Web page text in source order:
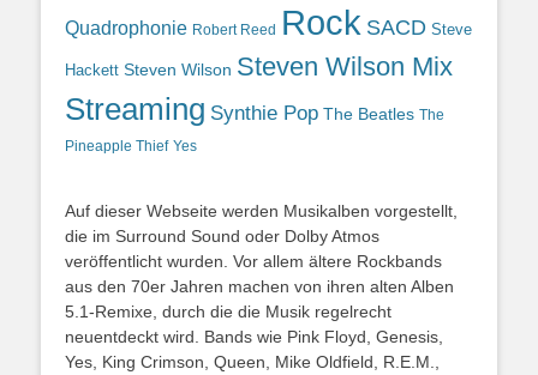
Quadrophonie Robert Reed Rock SACD Steve
Hackett Steven Wilson Steven Wilson Mix
Streaming Synthie Pop The Beatles The
Pineapple Thief Yes
Auf dieser Webseite werden Musikalben vorgestellt,
die im Surround Sound oder Dolby Atmos
veröffentlicht wurden. Vor allem ältere Rockbands
aus den 70er Jahren machen von ihren alten Alben
5.1-Remixe, durch die die Musik regelrecht
neuentdeckt wird. Bands wie Pink Floyd, Genesis,
Yes, King Crimson, Queen, Mike Oldfield, R.E.M.,